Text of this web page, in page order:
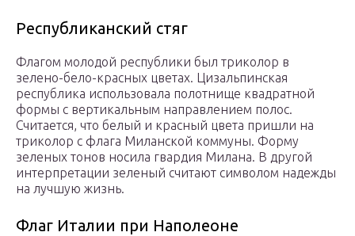
Республиканский стяг
Флагом молодой республики был триколор в
зелено-бело-красных цветах. Цизальпинская
республика использовала полотнище квадратной
формы с вертикальным направлением полос.
Считается, что белый и красный цвета пришли на
триколор с флага Миланской коммуны. Форму
зеленых тонов носила гвардия Милана. В другой
интерпретации зеленый считают символом надежды
на лучшую жизнь.
Флаг Италии при Наполеоне